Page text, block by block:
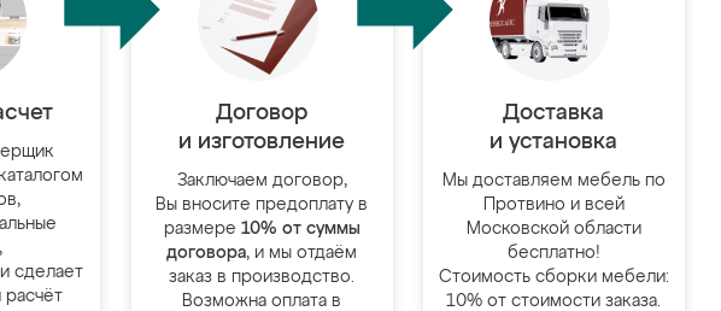
сделает
расчёт
Договор
и изготовление
Заключаем договор,
Вы вносите предоплату в
размере 10% от суммы
договора, и мы отдаём
заказ в производство.
Возможна оплата в
Доставка
и установка
Мы доставляем мебель по
Протвино и всей
Московской области
бесплатно!
Стоимость сборки мебели:
10% от стоимости заказа.